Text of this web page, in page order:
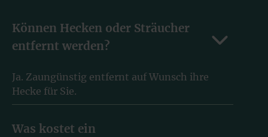
Können Hecken oder Sträucher
entfernt werden?
Ja. Zaungünstig entfernt auf Wunsch ihre
Hecke für Sie.
Was kostet ein